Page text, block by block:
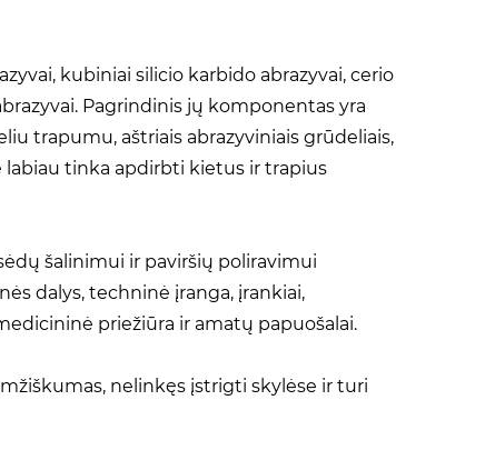
kubiniai silicio karbido abrazyvai, cerio
Pagrindinis jų komponentas yra
trapumu, aštriais abrazyviniais grūdeliais,
tinka apdirbti kietus ir trapius
šalinimui ir paviršių poliravimui
dalys, techninė įranga, įrankiai,
priežiūra ir amatų papuošalai.
nelinkęs įstrigti skylėse ir turi